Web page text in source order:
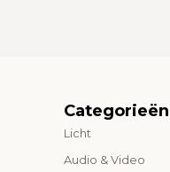
Categorieën
Licht
Audio & Video